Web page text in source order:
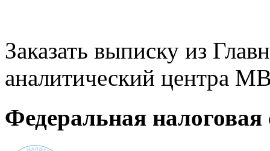
Заказать выписку из
аналитический центра
Федеральная налоговая